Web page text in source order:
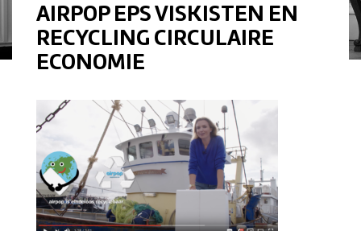
AIRPOP EPS VISKISTEN EN
RECYCLING CIRCULAIRE
ECONOMIE